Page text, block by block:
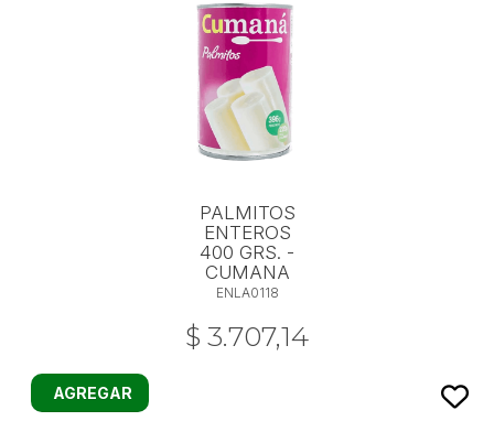
PALMITOS
ENTEROS
400 GRS. -
CUMANA
ENLA0118
$ 3.707,14
AGREGAR